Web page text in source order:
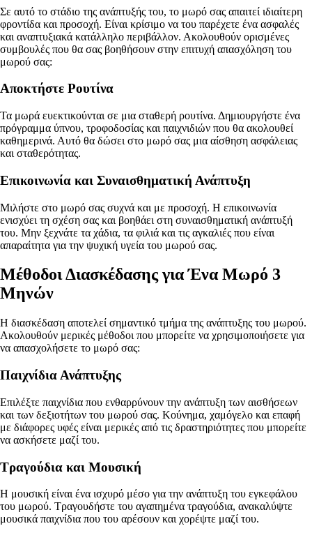
Σε αυτό το στάδιο της ανάπτυξής του, το μωρό σας απαιτεί ιδιαίτερη
φροντίδα και προσοχή. Είναι κρίσιμο να του παρέχετε ένα ασφαλές
και αναπτυξιακά κατάλληλο περιβάλλον. Ακολουθούν ορισμένες
συμβουλές που θα σας βοηθήσουν στην επιτυχή απασχόληση του
μωρού σας:
Αποκτήστε Ρουτίνα
Τα μωρά ευεκτικούνται σε μια σταθερή ρουτίνα. Δημιουργήστε ένα
πρόγραμμα ύπνου, τροφοδοσίας και παιχνιδιών που θα ακολουθεί
καθημερινά. Αυτό θα δώσει στο μωρό σας μια αίσθηση ασφάλειας
και σταθερότητας.
Επικοινωνία και Συναισθηματική Ανάπτυξη
Μιλήστε στο μωρό σας συχνά και με προσοχή. Η επικοινωνία
ενισχύει τη σχέση σας και βοηθάει στη συναισθηματική ανάπτυξή
του. Μην ξεχνάτε τα χάδια, τα φιλιά και τις αγκαλιές που είναι
απαραίτητα για την ψυχική υγεία του μωρού σας.
Μέθοδοι Διασκέδασης για Ένα Μωρό 3
Μηνών
Η διασκέδαση αποτελεί σημαντικό τμήμα της ανάπτυξης του μωρού.
Ακολουθούν μερικές μέθοδοι που μπορείτε να χρησιμοποιήσετε για
να απασχολήσετε το μωρό σας:
Παιχνίδια Ανάπτυξης
Επιλέξτε παιχνίδια που ενθαρρύνουν την ανάπτυξη των αισθήσεων
και των δεξιοτήτων του μωρού σας. Κούνημα, χαμόγελο και επαφή
με διάφορες υφές είναι μερικές από τις δραστηριότητες που μπορείτε
να ασκήσετε μαζί του.
Τραγούδια και Μουσική
Η μουσική είναι ένα ισχυρό μέσο για την ανάπτυξη του εγκεφάλου
του μωρού. Τραγουδήστε του αγαπημένα τραγούδια, ανακαλύψτε
μουσικά παιχνίδια που του αρέσουν και χορέψτε μαζί του.